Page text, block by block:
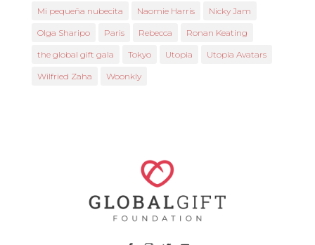
Mi pequeña nubecita Naomie Harris Nicky Jam
Olga Sharipo Paris Rebecca Ronan Keating
the global gift gala Tokyo Utopia Utopia Avatars
Wilfried Zaha Woonkly